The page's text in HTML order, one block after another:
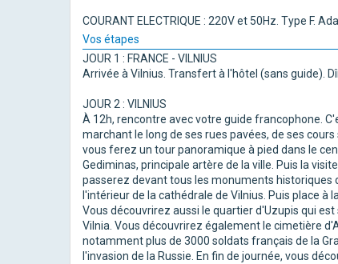
COURANT ELECTRIQUE : 220V et 50Hz. Type F.
Vos étapes
JOUR 1 : FRANCE - VILNIUS
Arrivée à Vilnius. Transfert à l'hôtel (sans guide).
JOUR 2 : VILNIUS
À 12h, rencontre avec votre guide francophone.
marchant le long de ses rues pavées, de ses
vous ferez un tour panoramique à pied dans le
Gediminas, principale artère de la ville. Puis la
passerez devant tous les monuments historiques
l'intérieur de la cathédrale de Vilnius. Puis place
Vous découvrirez aussi le quartier d'Uzupis qui
Vilnia. Vous découvrirez également le cimetière
notamment plus de 3000 soldats français de la
l'invasion de la Russie. En fin de journée, vous